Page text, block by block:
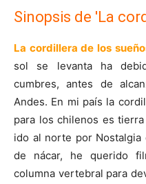
Sinopsis de 'La
La cordillera de los
sol se levanta ha
cumbres, antes de
Andes. En mi país la
para los chilenos es
ido al norte por
de nácar, he querido
columna vertebral para